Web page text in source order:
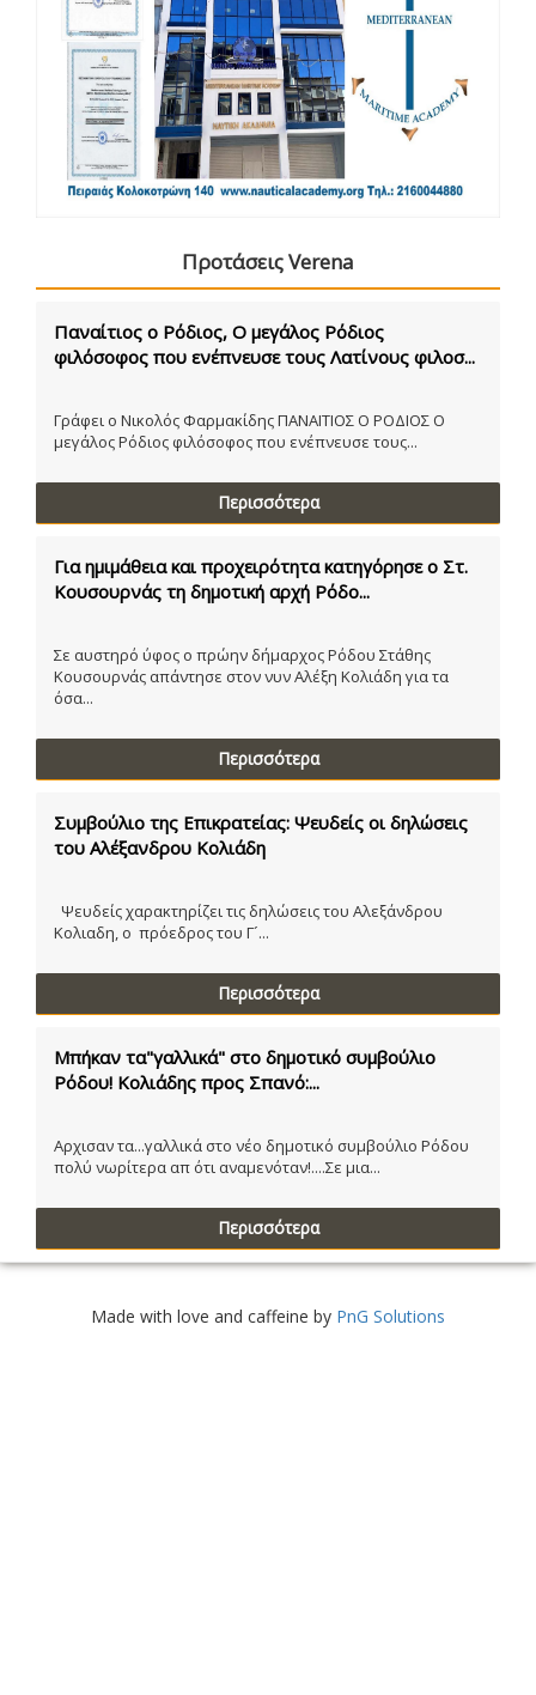
Προτάσεις Verena
Παναίτιος ο Ρόδιος, Ο μεγάλος Ρόδιος
φιλόσοφος που ενέπνευσε τους Λατίνους φιλοσ...
Γράφει ο Νικολός Φαρμακίδης ΠΑΝΑΙΤΙΟΣ Ο ΡΟΔΙΟΣ Ο
μεγάλος Ρόδιος φιλόσοφος που ενέπνευσε τους...
Περισσότερα
Για ημιμάθεια και προχειρότητα κατηγόρησε ο Στ.
Κουσουρνάς τη δημοτική αρχή Ρόδο...
Σε αυστηρό ύφος ο πρώην δήμαρχος Ρόδου Στάθης
Κουσουρνάς απάντησε στον νυν Αλέξη Κολιάδη για τα
όσα...
Περισσότερα
Συμβούλιο της Επικρατείας: Ψευδείς οι δηλώσεις
του Αλέξανδρου Κολιάδη
Ψευδείς χαρακτηρίζει τις δηλώσεις του Αλεξάνδρου
Κολιαδη, ο πρόεδρος του Γ´...
Περισσότερα
Μπήκαν τα"γαλλικά" στο δημοτικό συμβούλιο
Ρόδου! Κολιάδης προς Σπανό:...
Αρχισαν τα...γαλλικά στο νέο δημοτικό συμβούλιο Ρόδου
πολύ νωρίτερα απ ότι αναμενόταν!....Σε μια...
Περισσότερα
Made with love and caffeine by PnG Solutions